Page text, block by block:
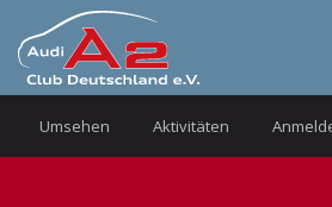
Umsehen Aktivitäten